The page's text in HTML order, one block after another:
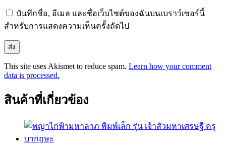
บันทึกชื่อ, อีเมล และชื่อเว็บไซต์ของฉันบนเบราว์เซอร์นี้
สำหรับการแสดงความเห็นครั้งถัดไป
This site uses Akismet to reduce spam. Learn how your comment
data is processed.
สินค้าที่เกี่ยวข้อง